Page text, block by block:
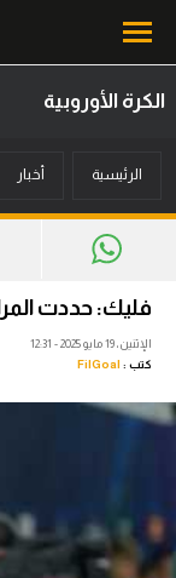
أخبار
ميركاتو
عدسات
الكرة الأوروبية
الرئيسية أخبار
فليك: حددت
الإثنين، 19 مايو 2025 - 12:31
كتب : FilGoal